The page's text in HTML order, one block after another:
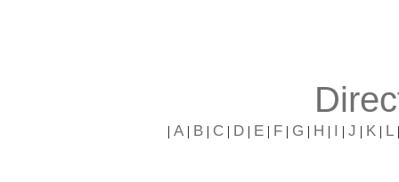
| A| B| C| D| E| F| G | H | I | J | K | L